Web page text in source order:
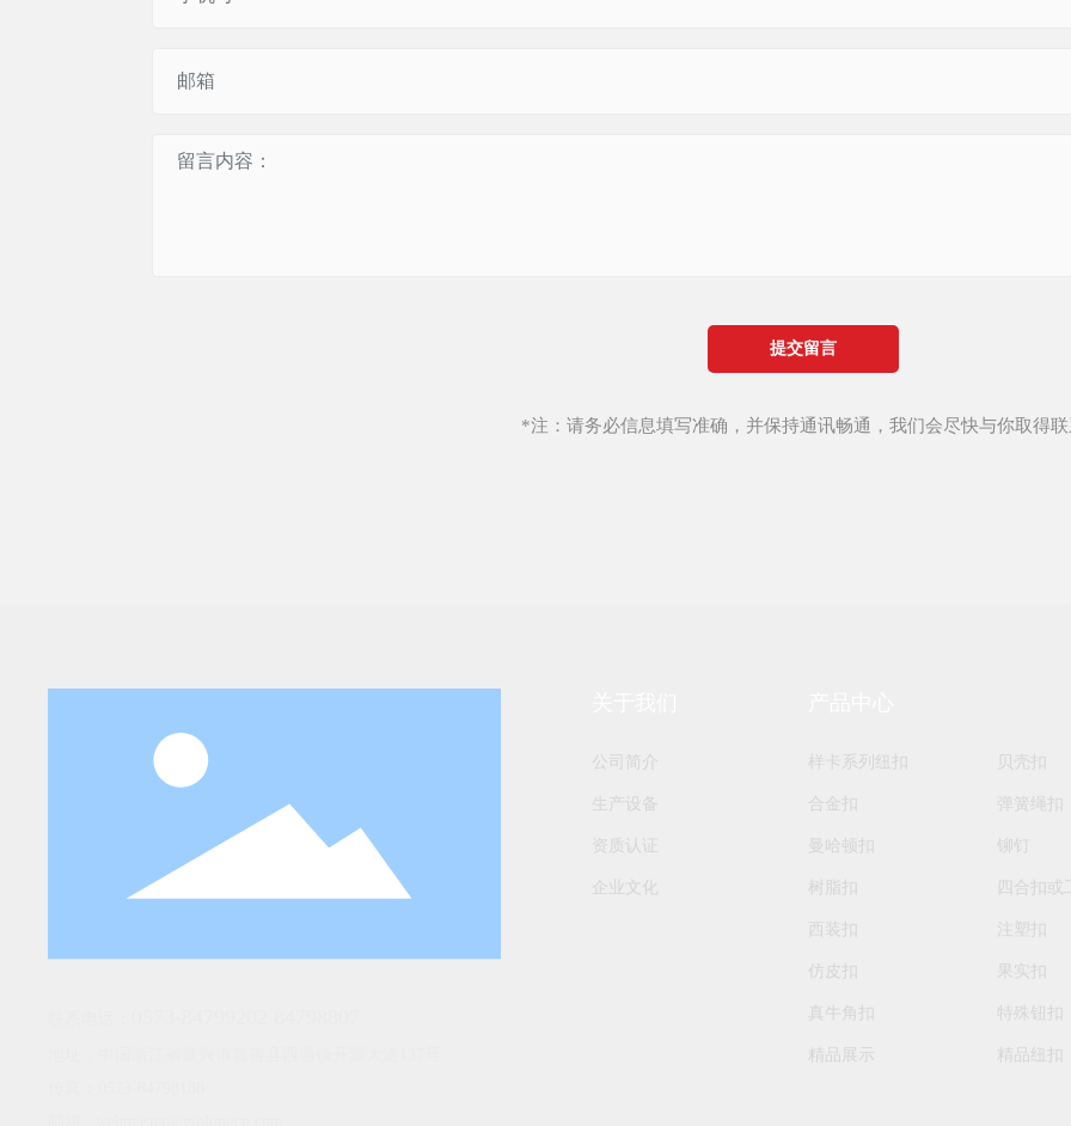
提交留言
*注：请务必信息填写准确，并保持通讯畅通，我们会尽快与你取得
公司简介
生产设备
资质认证
企业文化
样卡系列纽扣 贝壳扣
合金扣 弹簧绳扣
曼哈顿扣 铆钉
树脂扣 四合扣或
西装扣 注塑扣
仿皮扣 果实扣
真牛角扣 特殊钮扣
精品展示 精品纽扣